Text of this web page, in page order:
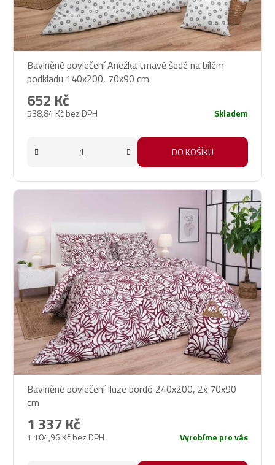
Bavlněné povlečení Anežka tmavě šedé na bílém
podkladu 140x200, 70x90 cm
538,84 Kč bez DPH
652 Kč
Skladem
DO KOŠÍKU
Bavlněné povlečení Iluze bordó 240x200, 2x 70x90
cm
1 104,96 Kč bez DPH
1 337 Kč
Vyrobíme pro vás